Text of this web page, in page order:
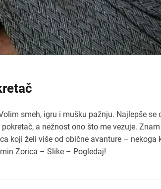
smeh, igru i mušku pažnju. Najlepše
a nežnost ono što me vezuje.
koji želi više od obične avanture –
Zorica – Slike – Pogledaj!